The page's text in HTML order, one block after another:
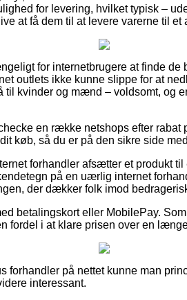
for levering, hvilket typisk –
at få dem til at levere varerne til et
for internetbrugere at finde de
outlets ikke kunne slippe for at
til kvinder og mænd – voldsomt, og
en række netshops efter rabat
køb, så du er på den sikre side
forhandler afsætter et produkt
på en uærlig internet
der dækker folk imod
betalingskort eller MobilePay.
fordel i at klare prisen over en
forhandler på nettet kunne man
interessant.